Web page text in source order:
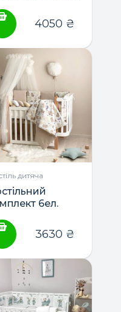
Соня
4050 ₴
дитяча
6ел.
Соня
3630 ₴